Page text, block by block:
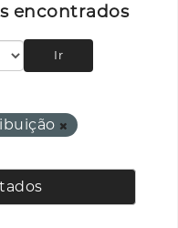
encontrados
Ir